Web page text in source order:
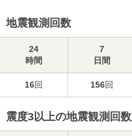
地震観測回数
24
時間
7
日間
16回 156回
震度3以上の地震観測回数